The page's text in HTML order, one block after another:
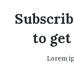
to
Lorem